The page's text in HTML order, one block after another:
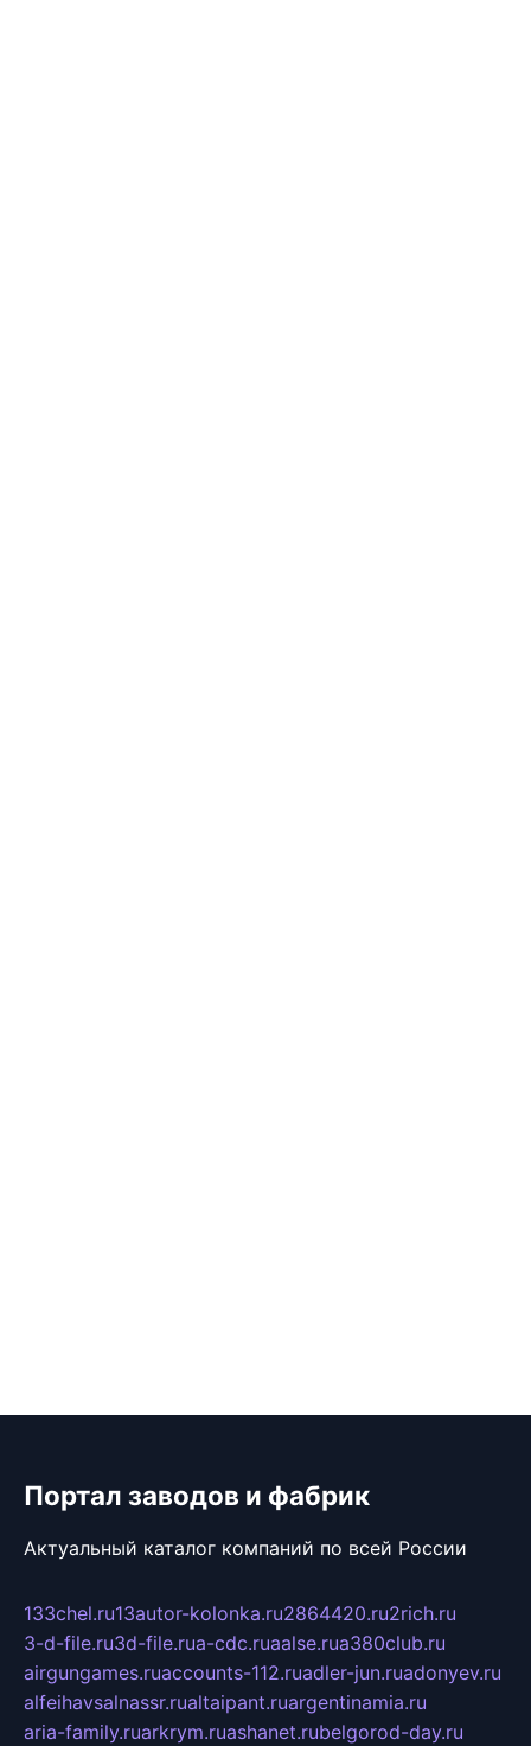
Портал заводов и фабрик
Актуальный каталог компаний по всей России
133chel.ru13autor-kolonka.ru2864420.ru2rich.ru
3-d-file.ru3d-file.rua-cdc.ruaalse.rua380club.ru
airgungames.ruaccounts-112.ruadler-jun.ruadonyev.ru
alfeihavsalnassr.rualtaipant.ruargentinamia.ru
aria-family.ruarkrym.ruashanet.rubelgorod-day.ru